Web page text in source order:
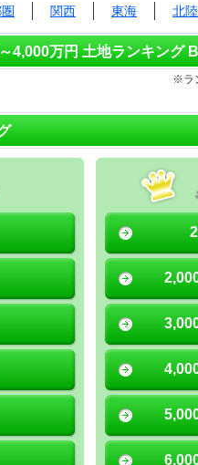
関西 東海 北
4,000万円 土地ランキング
※ラ